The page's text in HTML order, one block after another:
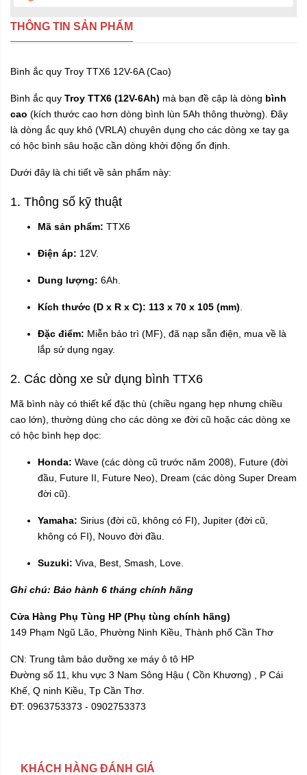
THÔNG TIN SẢN PHẨM
Bình ắc quy Troy TTX6 12V-6A (Cao)
Bình ắc quy Troy TTX6 (12V-6Ah) mà bạn đề cập là dòng bình
cao (kích thước cao hơn dòng bình lùn 5Ah thông thường). Đây
là dòng ắc quy khô (VRLA) chuyên dụng cho các dòng xe tay ga
có hộc bình sâu hoặc cần dòng khởi động ổn định.
Dưới đây là chi tiết về sản phẩm này:
1. Thông số kỹ thuật
Mã sản phẩm: TTX6
Điện áp: 12V.
Dung lượng: 6Ah.
Kích thước (D x R x C): 113 x 70 x 105 (mm)
Đặc điểm: Miễn bảo trì (MF), đã nạp sẵn điện, mua về là
lắp sử dụng ngay.
2. Các dòng xe sử dụng bình TTX6
Mã bình này có thiết kế đặc thù (chiều ngang hẹp nhưng chiều
cao lớn), thường dùng cho các dòng xe đời cũ hoặc các dòng xe
có hộc bình hẹp dọc:
Honda: Wave (các dòng cũ trước năm 2008), Future (đời
đầu, Future II, Future Neo), Dream (các dòng Super Dream
đời cũ).
Yamaha: Sirius (đời cũ, không có FI), Jupiter (đời cũ,
không có FI), Nouvo đời đầu.
Suzuki: Viva, Best, Smash, Love.
Ghi chú: Bảo hành 6 tháng chính hãng
Cửa Hàng Phụ Tùng HP (Phụ tùng chính hãng)
149 Phạm Ngũ Lão, Phường Ninh Kiều, Thành phố Cần Thơ
CN: Trung tâm bảo dưỡng xe máy ô tô HP
Đường số 11, khu vực 3 Nam Sông Hậu ( Cồn Khương) , P Cái
Khế, Q ninh Kiều, Tp Cần Thơ.
ĐT: 0963753373 - 0902753373
KHÁCH HÀNG ĐÁNH GIÁ